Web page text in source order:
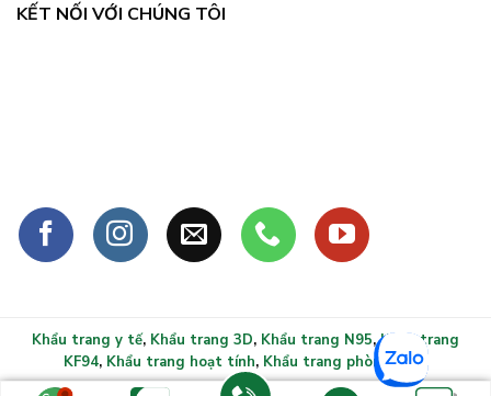
KẾT NỐI VỚI CHÚNG TÔI
Khẩu trang y tế, Khẩu trang 3D, Khẩu trang N95,Khẩu trang
KF94, Khẩu trang hoạt tính, Khẩu trang phòng sạch